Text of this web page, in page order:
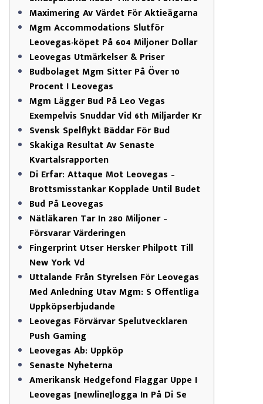
Maximering Av Värdet För Aktieägarna
Mgm Accommodations Slutför
Leovegas-köpet På 604 Miljoner Dollar
Leovegas Utmärkelser & Priser
Budbolaget Mgm Sitter På Över 10
Procent I Leovegas
Mgm Lägger Bud På Leo Vegas
Exempelvis Snuddar Vid 6th Miljarder Kr
Svensk Spelflykt Bäddar För Bud
Skakiga Resultat Av Senaste
Kvartalsrapporten
Di Erfar: Attaque Mot Leovegas –
Brottsmisstankar Kopplade Until Budet
Bud På Leovegas
Nätläkaren Tar In 280 Miljoner –
Försvarar Värderingen
Fingerprint Utser Hersker Philpott Till
New York Vd
Uttalande Från Styrelsen För Leovegas
Med Anledning Utav Mgm: S Offentliga
Uppköpserbjudande
Leovegas Förvärvar Spelutvecklaren
Push Gaming
Leovegas Ab: Uppköp
Senaste Nyheterna
Amerikansk Hedgefond Flaggar Uppe I
Leovegas [newline]logga In På Di Se